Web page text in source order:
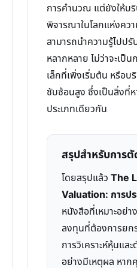
การคำนวณ แต่ยังให้บ
พิจารณาในโลกแห่งคว
สามารถนำความรู้ไปป
หลากหลาย ไม่ว่าจะเป็
เล็กที่เพิ่งเริ่มต้น หรือ
ซับซ้อนสูง ซึ่งเป็นสิ่งที่
ประเภทเดียวกัน
สรุปสำหรับการ
โดยสรุปแล้ว The
Valuation: การป
หนังสือที่เหมาะอย่
ลงทุนที่ต้องการยกร
การวิเคราะห์หุ้นแล
อย่างมีเหตุผล หา